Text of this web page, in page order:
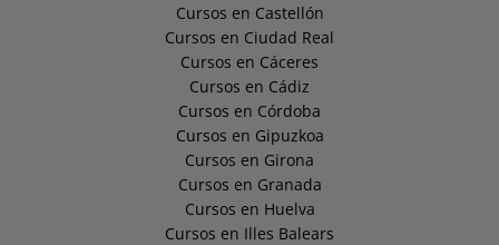
Cursos en Castellón
Cursos en Ciudad Real
Cursos en Cáceres
Cursos en Cádiz
Cursos en Córdoba
Cursos en Gipuzkoa
Cursos en Girona
Cursos en Granada
Cursos en Huelva
Cursos en Illes Balears